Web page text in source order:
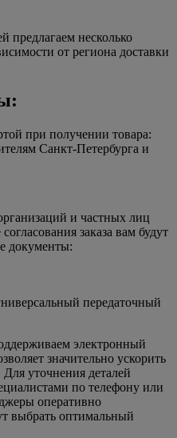
предлагаем несколько
от региона доставки
при получении товара:
Санкт-Петербурга и
и частных лиц
заказа вам будут
документы:
передаточный
электронный
значительно ускорить
уточнения деталей
по телефону или
оперативно
выбрать оптимальный